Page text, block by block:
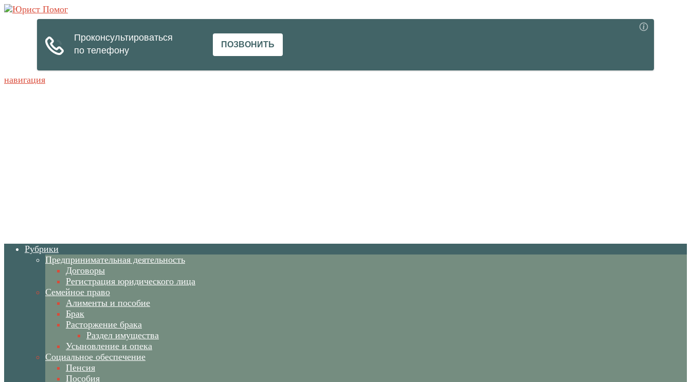
навигация
Рубрики
Предпринимательная деятельность
Договоры
Регистрация юридического лица
Семейное право
Алименты и пособие
Брак
Расторжение брака
Раздел имущества
Усыновление и опека
Социальное обеспечение
Пенсия
Пособия